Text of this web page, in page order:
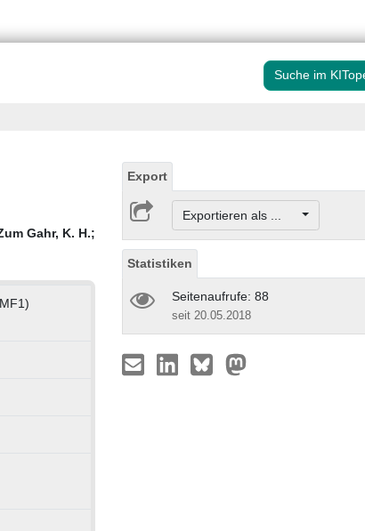
Suche im
Gahr, K. H.;
Export
Exportieren als ...
Statistiken
Seitenaufrufe: 88
seit 20.05.2018